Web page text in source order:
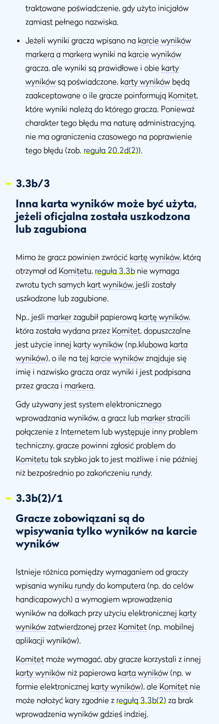
traktowane poświadczenie, gdy użyto inicjałów
zamiast pełnego nazwiska.
Jeżeli wyniki gracza wpisano na karcie wyników
markera a markera wyniki na karcie wyników
gracza, ale wyniki są prawidłowe i obie karty
wyników są poświadczone, karty wyników będą
zaakceptowane o ile gracze poinformują Komitet,
które wyniki należą do którego gracza. Ponieważ
charakter tego błędu ma naturę administracyjną,
nie ma ograniczenia czasowego na poprawienie
tego błędu (zob. reguła 20.2d(2)).
3.3b/3
Inna karta wyników może być użyta,
jeżeli oficjalna została uszkodzona
lub zagubiona
Mimo że gracz powinien zwrócić kartę wyników, którą
otrzymał od Komitetu, reguła 3.3b nie wymaga
zwrotu tych samych kart wyników, jeśli zostały
uszkodzone lub zagubione.
Np., jeśli marker zagubił papierową kartę wyników,
która została wydana przez Komitet, dopuszczalne
jest użycie innej karty wyników (np.klubowa karta
wyników), o ile na tej karcie wyników znajduje się
imię i nazwisko gracza oraz wyniki i jest podpisana
przez gracza i markera.
Gdy używany jest system elektronicznego
wprowadzania wyników, a gracz lub marker stracili
połączenie z Internetem lub występuje inny problem
techniczny, gracze powinni zgłosić problem do
Komitetu tak szybko jak to jest możliwe i nie później
niż bezpośrednio po zakończeniu rundy.
3.3b(2)/1
Gracze zobowiązani są do
wpisywania tylko wyników na karcie
wyników
Istnieje różnica pomiędzy wymaganiem od graczy
wpisania wyniku rundy do komputera (np. do celów
handicapowych) a wymogiem wprowadzenia
wyników na dołkach przy użyciu elektronicznej karty
wyników zatwierdzonej przez Komitet (np. mobilnej
aplikacji wyników).
Komitet może wymagać, aby gracze korzystali z innej
karty wyników niż papierowa karta wyników (np. w
formie elektronicznej karty wyników), ale Komitet nie
może nałożyć kary zgodnie z regułą 3.3b(2) za brak
wprowadzenia wyników gdzieś indziej.